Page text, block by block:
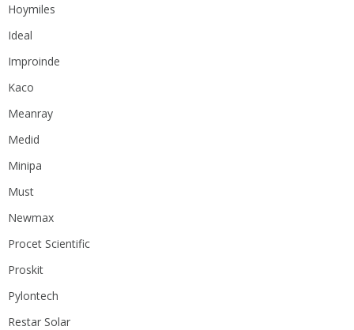
Hoymiles
Ideal
Improinde
Kaco
Meanray
Medid
Minipa
Must
Newmax
Procet Scientific
Proskit
Pylontech
Restar Solar